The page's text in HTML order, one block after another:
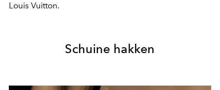
Louis Vuitton.
Schuine hakken